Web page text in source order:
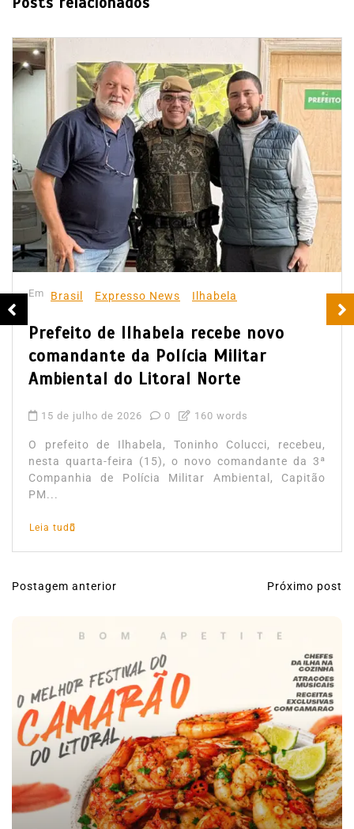
Em Brasil Expresso News Ilhabela
Prefeito de Ilhabela recebe novo
comandante da Polícia Militar
Ambiental do Litoral Norte
15 de julho de 2026 0 160 words
O prefeito de Ilhabela, Toninho Colucci, recebeu,
nesta quarta-feira (15), o novo comandante da 3ª
Companhia de Polícia Militar Ambiental, Capitão
PM...
Leia tudo
N
g
a
ç
o
d
Postagem anterior Próximo post